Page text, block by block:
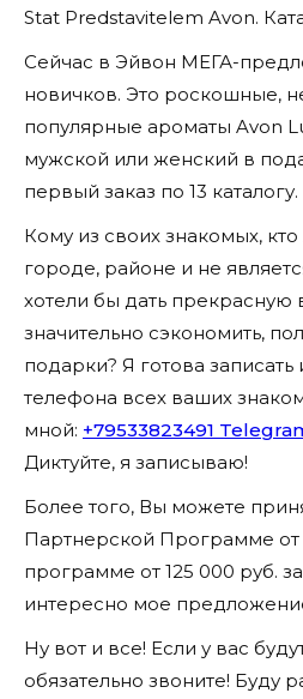
Stat Predstavitelem Avon.
Сейчас в Эйвон МЕГА-
новичков. Это роскошные,
популярные ароматы Avon
мужской или женский в
первый заказ по 13 каталогу.
Кому из своих знакомых,
городе, районе и не
хотели бы дать прекрасную
значительно сэкономить,
подарки? Я готова
телефона всех ваших
мной: +79533823491
Диктуйте, я записываю!
Более того, Вы можете
Партнерской Программе от
программе от 125 000 руб.
интересно мое
Ну вот и все! Если у вас
обязательно звоните! Буду